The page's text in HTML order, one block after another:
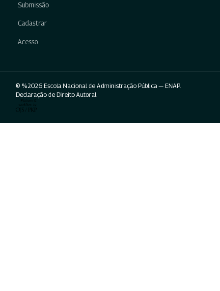
Submissão
Cadastrar
Acesso
© %2026 Escola Nacional de Administração Pública — ENAP.
Declaração de Direito Autoral